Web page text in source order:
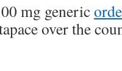
mg generic
over the